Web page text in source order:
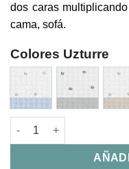
dos caras
cama, sofá.
Colores Uzturre
Cojin Estrella Dots